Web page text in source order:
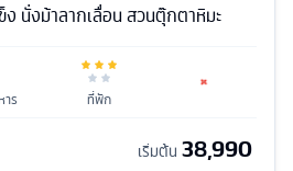
ง นั่งม้าลากเลื่อน สวนตุ๊กตาหิมะ
ร ที่พัก
เริ่มต้น 38,990